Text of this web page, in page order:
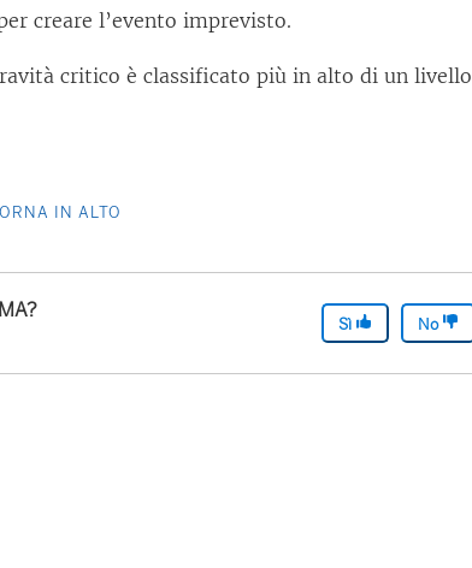
creare l’evento imprevisto.
critico è classificato più in alto di un livello
IN ALTO
Sì No